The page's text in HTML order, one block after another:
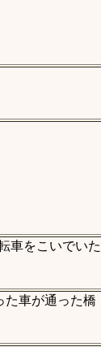
車をこいでい
た車が通った橋